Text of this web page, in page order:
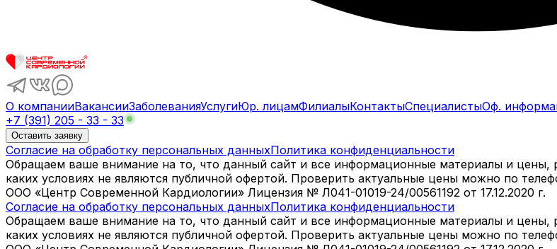
О компанииВакансииЗаболеванияУслугиЮр. лицамФилиалыКонтактыСпециалистыОф.
+7 (391) 205 - 33 - 33
Оставить заявку
Согласие на обработку персональных данныхПолитика конфиденциальности
Обращаем ваше внимание на то, что данный сайт и все информационные материалы и
каких условиях не являются публичной офертой. Проверить актуальные цены можно по
ООО «Центр Современной Кардиологии» Лицензия № Л041-01019-24/00561192 от 17.12.2020 г.
Согласие на обработку персональных данныхПолитика конфиденциальности
Обращаем ваше внимание на то, что данный сайт и все информационные материалы и
каких условиях не являются публичной офертой. Проверить актуальные цены можно по